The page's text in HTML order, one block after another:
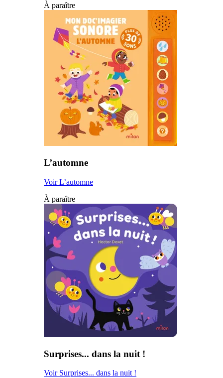
À paraître
L’automne
Voir L’automne
À paraître
Surprises... dans la nuit !
Voir Surprises... dans la nuit !